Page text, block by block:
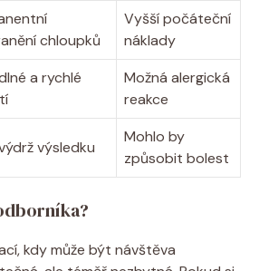
chloupků
Vyšší počáteční
náklady
a rychlé
Možná alergická
reakce
výsledku
Mohlo by
způsobit bolest
kdy může být návštěva